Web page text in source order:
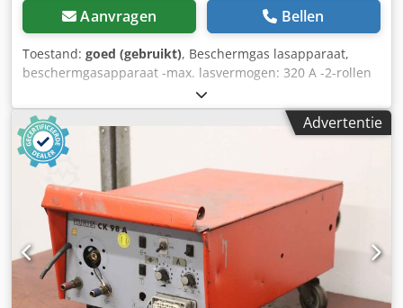
Aanvragen Bellen
Toestand: goed (gebruikt), Beschermgas lasapparaat,
beschermgasapparaat -max. lasvermogen: 320 A -2-rollen
aandrijving -luchtgekoeld -incl. massakabel -met
afneembare draadaanvoer Crodpfx Aob A Hhven Ejf -
gasarmatuur -slangenset -afmetingen: 1000/500/H970 mm
-gewicht: 170 kg
Advertentie